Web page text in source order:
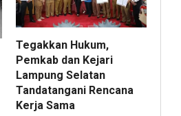
Tegakkan Hukum,
Pemkab dan Kejari
Lampung Selatan
Tandatangani Rencana
Kerja Sama